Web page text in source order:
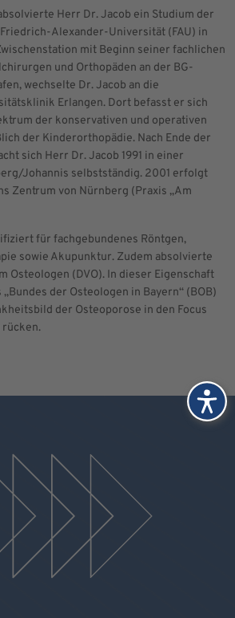
Herr Dr. Jacob ein Studium der
Alexander-Universität (FAU) in
mit Beginn seiner fachlichen
und Orthopäden an der BG-
wechselte Dr. Jacob an die
Erlangen. Dort befasst er sich
der konservativen und operativen
der Kinderorthopädie. Nach Ende der
sich Herr Dr. Jacob 1991 in einer
Johannis selbstständig. 2001 erfolgt
Zentrum von Nürnberg (Praxis „Am
für fachgebundenes Röntgen,
sowie Akupunktur. Zudem absolvierte
Osteologen (DVO). In dieser Eigenschaft
der Osteologen in Bayern“ (BOB)
der Osteoporose in den Focus
rücken.